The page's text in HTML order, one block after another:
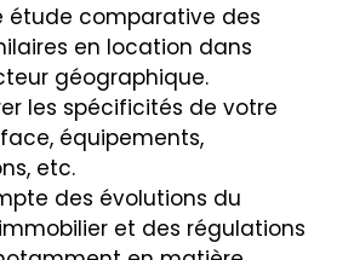
étude comparative des
en location dans
géographique.
les spécificités de votre
équipements,
etc.
des évolutions du
et des régulations